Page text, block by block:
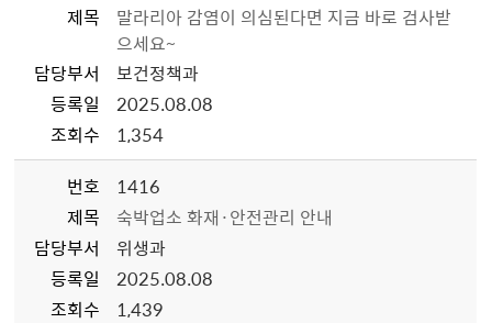
제목
말라리아 감염이 의심된다면 지금 바로 검사받
으세요~
담당부서
보건정책과
등록일
2025.08.08
조회수
1,354
번호
1416
제목
숙박업소 화재·안전관리 안내
담당부서
위생과
등록일
2025.08.08
조회수
1,439